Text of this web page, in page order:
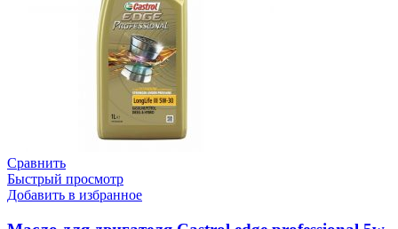
Сравнить
Быстрый просмотр
Добавить в избранное